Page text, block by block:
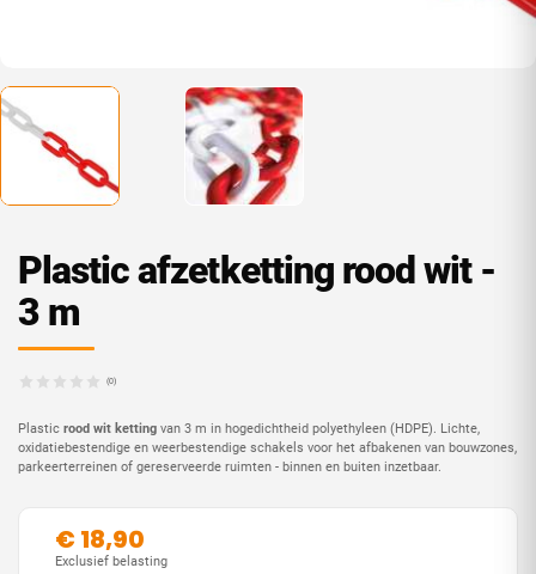
Plastic afzetketting rood wit -
3 m
(0)
Plastic rood wit ketting van 3 m in hogedichtheid polyethyleen (HDPE). Lichte,
oxidatiebestendige en weerbestendige schakels voor het afbakenen van bouwzones,
parkeerterreinen of gereserveerde ruimten - binnen en buiten inzetbaar.
€ 18,90
Exclusief belasting